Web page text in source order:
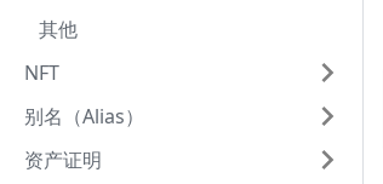
其他
NFT
别名（Alias）
资产证明